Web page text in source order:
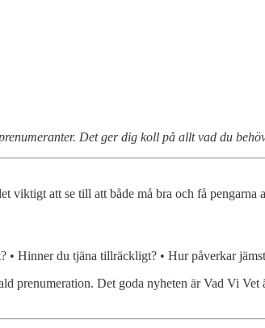
Det ger dig koll på allt vad du
viktigt att se till att både må bra och få
Hinner du tjäna tillräckligt? • Hur påverkar
prenumeration. Det goda nyheten är Vad Vi